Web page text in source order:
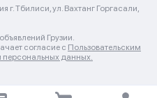
Тбилиси, ул. Вахтанг Горгасали,
Грузии.
согласие с Пользовательским
персональных данных.